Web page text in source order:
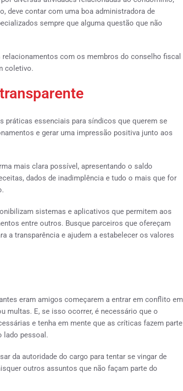
deve contar com uma boa administradora de
sempre que alguma questão que não
com os membros do conselho fiscal
coletivo.
práticas essenciais para síndicos que querem se
e gerar uma impressão positiva junto aos
mais clara possível, apresentando o saldo
dados de inadimplência e tudo o mais que for
sistemas e aplicativos que permitem aos
entre outros. Busque parceiros que ofereçam
a transparência e ajudem a estabelecer os valores
eram amigos começarem a entrar em conflito em
multas. E, se isso ocorrer, é necessário que o
e tenha em mente que as críticas fazem parte
lado pessoal.
da autoridade do cargo para tentar se vingar de
outros assuntos que não façam parte do